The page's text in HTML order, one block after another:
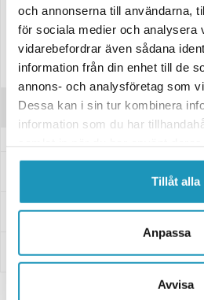
och annonserna till användarna,
för sociala medier och analysera
vidarebefordrar även sådana
information från din enhet till de
annons- och analysföretag som
Dessa kan i sin tur kombinera
information som du har
Tillåt alla
Anpassa
Avvisa
Pris per styck
Recensioner
Leverans- & Returinformation
Betalning